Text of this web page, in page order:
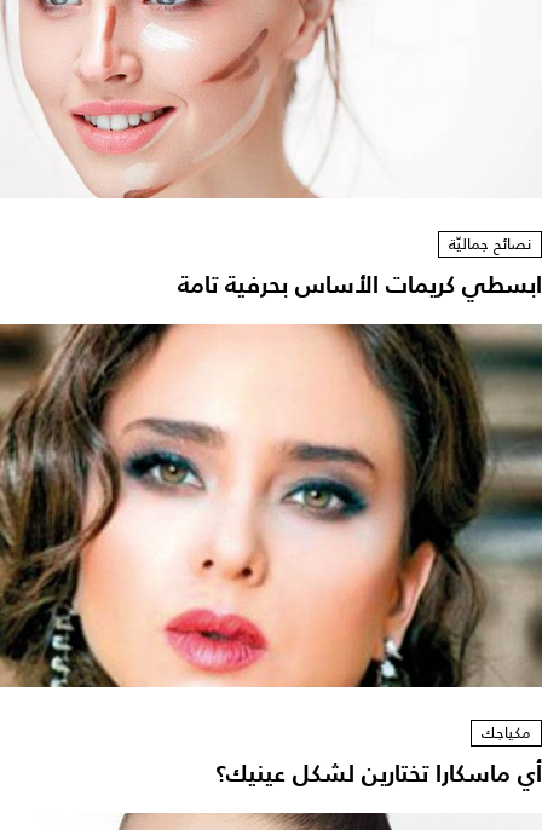
نصائح جماليّة
ابسطي كريمات الأساس بحرفية تامة
مكياجك
أي ماسكارا تختارين لشكل عينيك؟